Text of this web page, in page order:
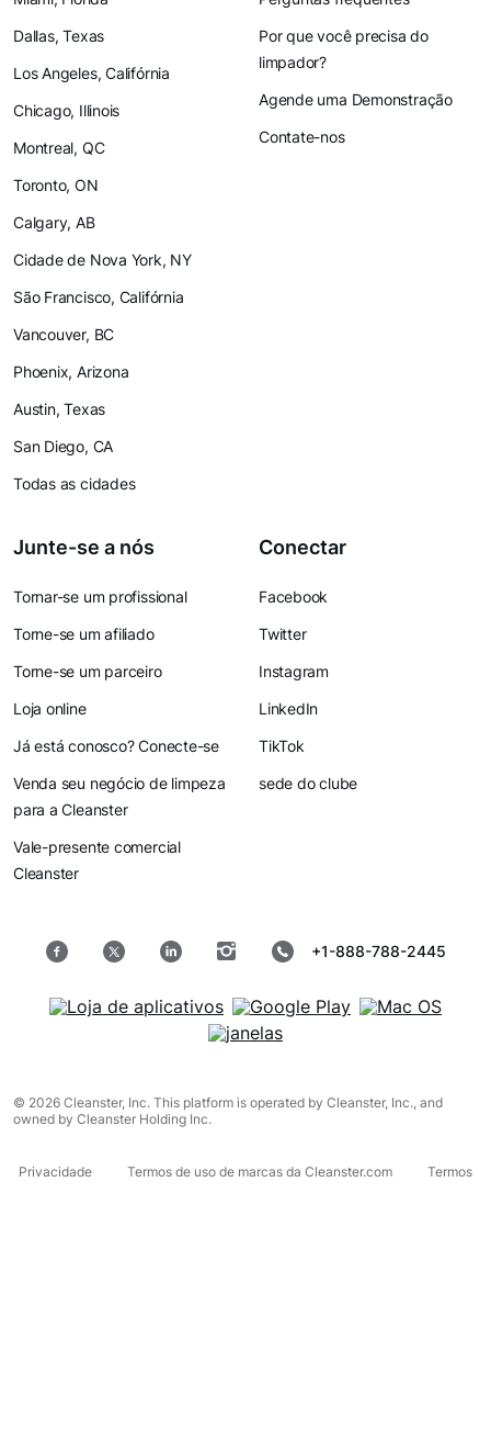
Dallas, Texas
Los Angeles, Califórnia
Chicago, Illinois
Montreal, QC
Toronto, ON
Calgary, AB
Cidade de Nova York, NY
São Francisco, Califórnia
Vancouver, BC
Phoenix, Arizona
Austin, Texas
San Diego, CA
Todas as cidades
Por que você precisa do
limpador?
Agende uma Demonstração
Contate-nos
Junte-se a nós
Tornar-se um profissional
Torne-se um afiliado
Torne-se um parceiro
Loja online
Já está conosco? Conecte-se
Venda seu negócio de limpeza
para a Cleanster
Vale-presente comercial
Cleanster
Conectar
Facebook
Twitter
Instagram
LinkedIn
TikTok
sede do clube
+1-888-788-2445
© 2026 Cleanster, Inc. This platform is operated by Cleanster, Inc., and
owned by Cleanster Holding Inc.
Privacidade Termos de uso de marcas da Cleanster.com Termos